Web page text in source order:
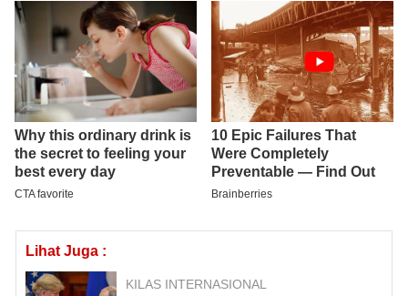
Lihat Juga :
KILAS INTERNASIONAL